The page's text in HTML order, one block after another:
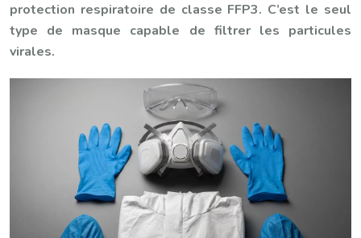
protection respiratoire de classe FFP3. C’est le seul
type de masque capable de filtrer les particules
virales.